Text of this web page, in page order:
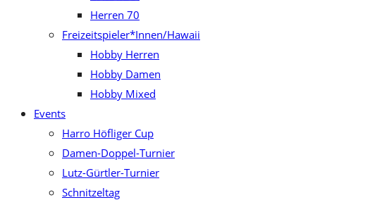
Herren 70
Freizeitspieler*Innen/Hawaii
Hobby Herren
Hobby Damen
Hobby Mixed
Events
Harro Höfliger Cup
Damen-Doppel-Turnier
Lutz-Gürtler-Turnier
Schnitzeltag